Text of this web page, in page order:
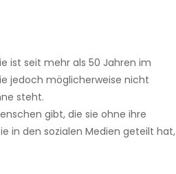
ist seit mehr als 50 Jahren im
jedoch möglicherweise nicht
steht.
gibt, die sie ohne ihre
in den sozialen Medien geteilt hat,